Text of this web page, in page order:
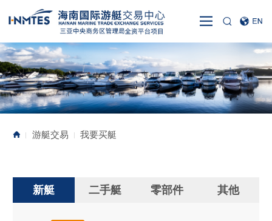
| 游艇交易 | 我要买艇
新艇 二手艇 零部件 其他